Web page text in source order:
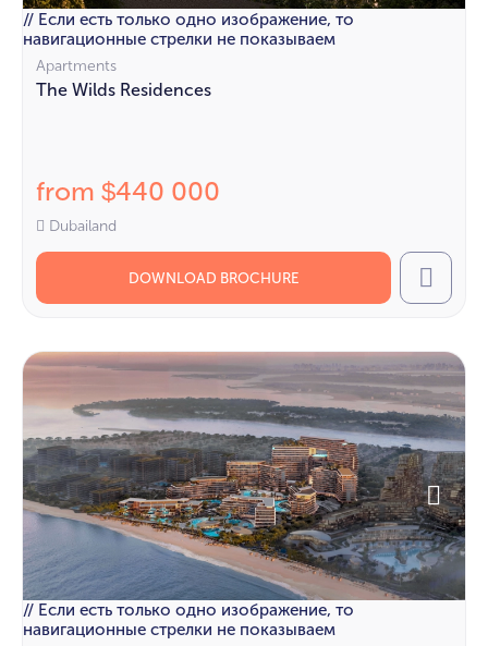
// Если есть только одно изображение, то
навигационные стрелки не показываем
Apartments
The Wilds Residences
from $440 000
Dubailand
DOWNLOAD BROCHURE Call
// Если есть только одно изображение, то
навигационные стрелки не показываем